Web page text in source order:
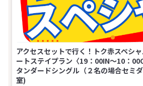
アクセスセットで行く！トク赤スペシ
ートステイプラン〈19：00IN～10：
タンダードシングル（２名の場合セミ
室)